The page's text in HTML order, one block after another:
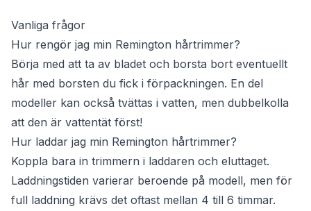
Vanliga frågor
Hur rengör jag min Remington hårtrimmer?
Börja med att ta av bladet och borsta bort eventuellt
hår med borsten du fick i förpackningen. En del
modeller kan också tvättas i vatten, men dubbelkolla
att den är vattentät först!
Hur laddar jag min Remington hårtrimmer?
Koppla bara in trimmern i laddaren och eluttaget.
Laddningstiden varierar beroende på modell, men för
full laddning krävs det oftast mellan 4 till 6 timmar.